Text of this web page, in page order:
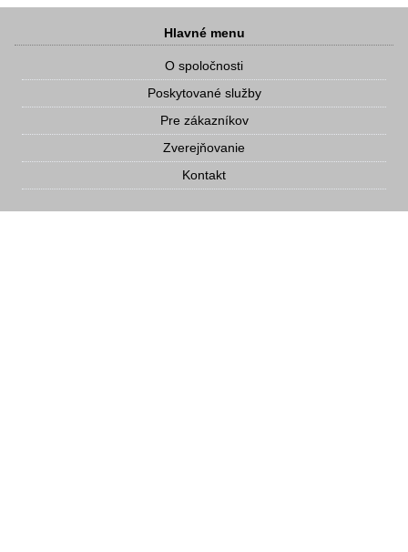
Hlavné menu
O spoločnosti
Poskytované služby
Pre zákazníkov
Zverejňovanie
Kontakt